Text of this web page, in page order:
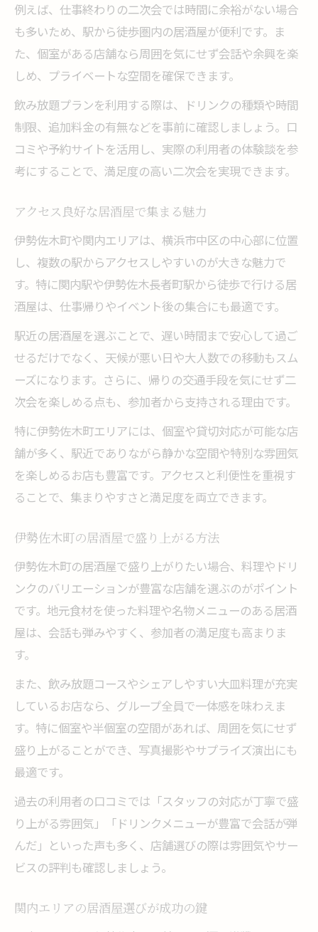
居酒屋で深夜まで楽しむポイント
伊勢佐木町で夜を満喫する居酒屋紹介
雰囲気重視なら居酒屋選びが決め手に
居酒屋で味わう特別な空間の魅力
居酒屋で雰囲気を楽しむための工夫
居酒屋選びで印象を左右する雰囲気
個室が嬉しい伊勢佐木町のデート提案
個室完備の居酒屋でデートを満喫
プライベート感重視の居酒屋選び
個室居酒屋で特別なデートを実現
デートにおすすめな個室居酒屋とは
終電後も安心な居酒屋利用術を伝授
終電後も楽しめる居酒屋活用ポイント
深夜帯の居酒屋利用術を徹底解説
終電を逃しても安心な居酒屋の魅力
夜遅くまで利用できる居酒屋の選び方
例えば、仕事終わりの二次会では時間に余裕がない場合
も多いため、駅から徒歩圏内の居酒屋が便利です。ま
た、個室がある店舗なら周囲を気にせず会話や余興を楽
しめ、プライベートな空間を確保できます。
飲み放題プランを利用する際は、ドリンクの種類や時間
制限、追加料金の有無などを事前に確認しましょう。口
コミや予約サイトを活用し、実際の利用者の体験談を参
考にすることで、満足度の高い二次会を実現できます。
アクセス良好な居酒屋で集まる魅力
伊勢佐木町や関内エリアは、横浜市中区の中心部に位置
し、複数の駅からアクセスしやすいのが大きな魅力で
す。特に関内駅や伊勢佐木長者町駅から徒歩で行ける居
酒屋は、仕事帰りやイベント後の集合にも最適です。
駅近の居酒屋を選ぶことで、遅い時間まで安心して過ご
せるだけでなく、天候が悪い日や大人数での移動もスム
ーズになります。さらに、帰りの交通手段を気にせず二
次会を楽しめる点も、参加者から支持される理由です。
特に伊勢佐木町エリアには、個室や貸切対応が可能な店
舗が多く、駅近でありながら静かな空間や特別な雰囲気
を楽しめるお店も豊富です。アクセスと利便性を重視す
ることで、集まりやすさと満足度を両立できます。
伊勢佐木町の居酒屋で盛り上がる方法
伊勢佐木町の居酒屋で盛り上がりたい場合、料理やドリ
ンクのバリエーションが豊富な店舗を選ぶのがポイント
です。地元食材を使った料理や名物メニューのある居酒
屋は、会話も弾みやすく、参加者の満足度も高まりま
す。
また、飲み放題コースやシェアしやすい大皿料理が充実
しているお店なら、グループ全員で一体感を味わえま
す。特に個室や半個室の空間があれば、周囲を気にせず
盛り上がることができ、写真撮影やサプライズ演出にも
最適です。
過去の利用者の口コミでは「スタッフの対応が丁寧で盛
り上がる雰囲気」「ドリンクメニューが豊富で会話が弾
んだ」といった声も多く、店舗選びの際は雰囲気やサー
ビスの評判も確認しましょう。
関内エリアの居酒屋選びが成功の鍵